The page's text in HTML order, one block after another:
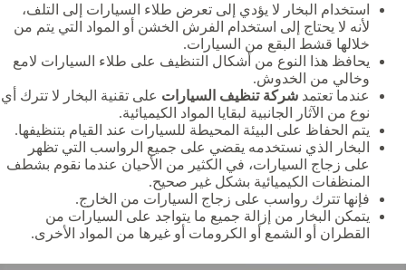
استخدام البخار لا يؤدي إلى تعرض طلاء السيارات إلى التلف،
لأنه لا يحتاج إلى استخدام الفرش الخشن أو المواد التي يتم من
خلالها قشط البقع من السيارات.
يحافظ هذا النوع من أشكال التنظيف على طلاء السيارات لامع
وخالي من الخدوش.
عندما تعتمد شركة تنظيف السيارات على تقنية البخار لا تترك أي
نوع من الآثار الجانبية لبقايا المواد الكيميائية.
يتم الحفاظ على البيئة المحيطة للسيارات عند القيام بتنظيفها.
البخار الذي نستخدمه يقضي على جميع الرواسب التي تظهر
على زجاج السيارات، في الكثير من الأحيان عندما نقوم بشطف
المنظفات الكيميائية بشكل غير صحيح.
فإنها تترك رواسب على زجاج السيارات من الخارج.
يتمكن البخار من إزالة جميع ما يتواجد على السيارات من
القطران أو الشمع أو الكرومات أو غيرها من المواد الأخرى.